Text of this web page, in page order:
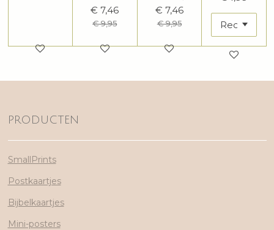
€ 7,46
€ 9,95
€ 7,46
€ 9,95
PRODUCTEN
SmallPrints
Postkaartjes
Bijbelkaartjes
Mini-posters